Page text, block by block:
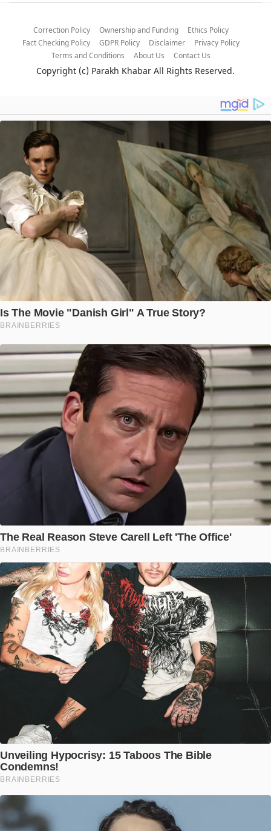
Correction Policy Ownership and Funding
Ethics Policy
Fact Checking Policy
GDPR Policy Disclaimer
Privacy Policy
Terms and Conditions
About Us Contact Us
Copyright (c) Parakh Khabar All Rights Reserved.